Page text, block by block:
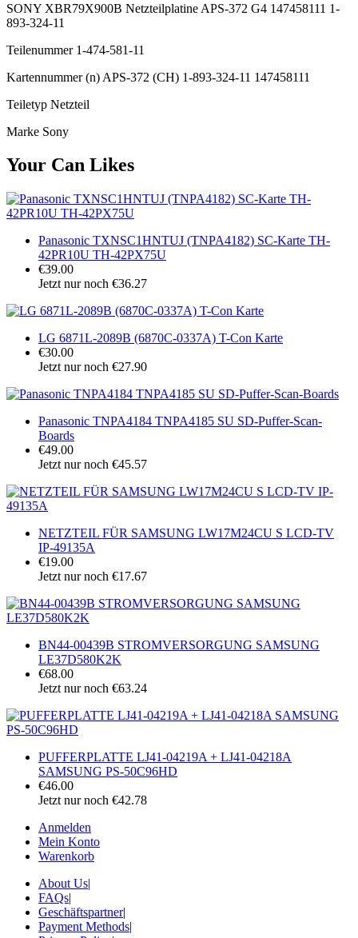
SONY XBR79X900B Netzteilplatine APS-372 G4 147458111 1-
893-324-11
Teilenummer 1-474-581-11
Kartennummer (n) APS-372 (CH) 1-893-324-11 147458111
Teiletyp Netzteil
Marke Sony
Your Can Likes
Panasonic TXNSC1HNTUJ (TNPA4182) SC-Karte TH-
42PR10U TH-42PX75U
€39.00
Jetzt nur noch €36.27
LG 6871L-2089B (6870C-0337A) T-Con Karte
€30.00
Jetzt nur noch €27.90
Panasonic TNPA4184 TNPA4185 SU SD-Puffer-Scan-
Boards
€49.00
Jetzt nur noch €45.57
NETZTEIL FÜR SAMSUNG LW17M24CU S LCD-TV
IP-49135A
€19.00
Jetzt nur noch €17.67
BN44-00439B STROMVERSORGUNG SAMSUNG
LE37D580K2K
€68.00
Jetzt nur noch €63.24
PUFFERPLATTE LJ41-04219A + LJ41-04218A
SAMSUNG PS-50C96HD
€46.00
Jetzt nur noch €42.78
Anmelden
Mein Konto
Warenkorb
About Us|
FAQs|
Geschäftspartner|
Payment Methods|